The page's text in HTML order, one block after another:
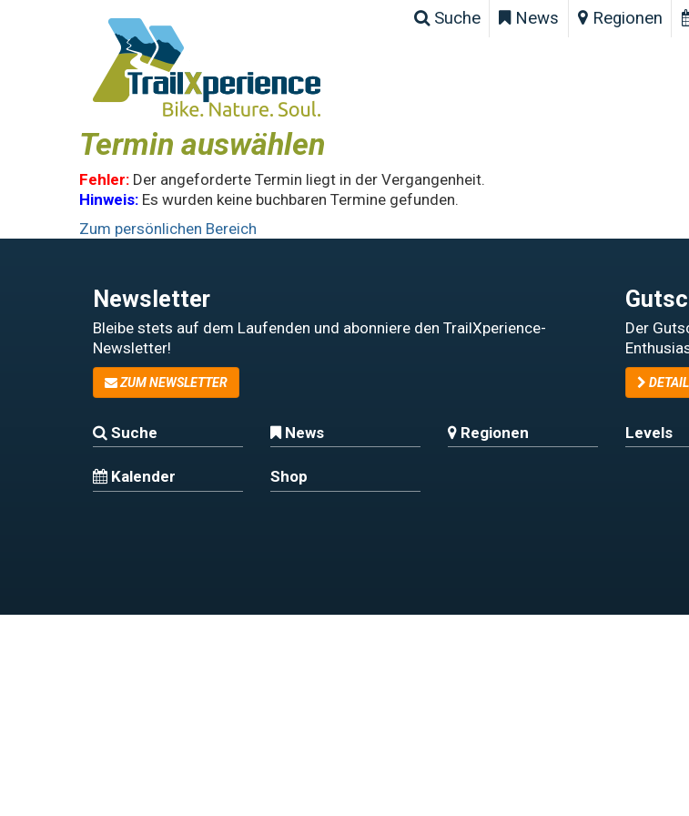
Suche News Regionen
Termin auswählen
Fehler: Der angeforderte Termin liegt in der Vergangenheit.
Hinweis: Es wurden keine buchbaren Termine gefunden.
Zum persönlichen Bereich
Newsletter
Bleibe stets auf dem Laufenden und abonniere den TrailXperience-
Newsletter!
ZUM NEWSLETTER
Der
Suche News Regionen
Kalender Shop
Levels